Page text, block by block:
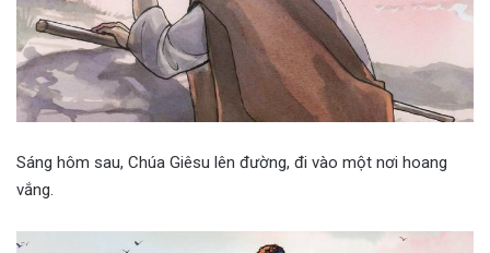
Sáng hôm sau, Chúa Giêsu lên đường, đi vào một nơi hoang
vắng.